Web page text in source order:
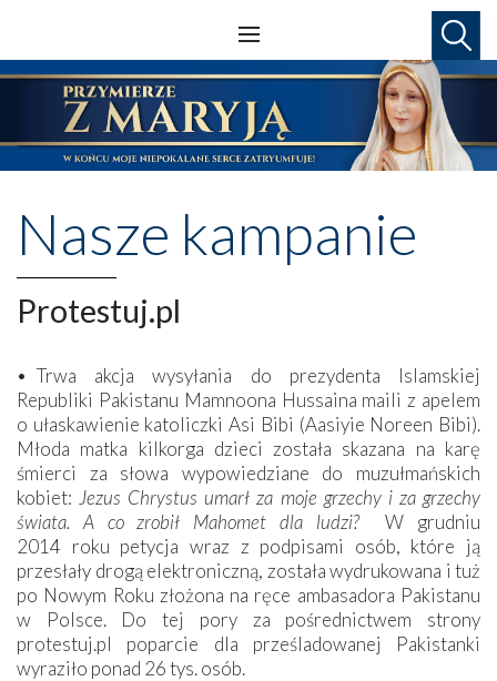
Nasze kampanie
Protestuj.pl
• Trwa akcja wysyłania do prezydenta Islamskiej
Republiki Pakistanu Mamnoona Hussaina maili z apelem
o ułaskawienie katoliczki Asi Bibi (Aasiyie Noreen Bibi).
Młoda matka kilkorga dzieci została skazana na karę
śmierci za słowa wypowiedziane do muzułmańskich
kobiet: Jezus Chrystus umarł za moje grzechy i za grzechy
świata. A co zrobił Mahomet dla ludzi?W grudniu
2014 roku petycja wraz z podpisami osób, które ją
przesłały drogą elektroniczną, została wydrukowana i tuż
po Nowym Roku złożona na ręce ambasadora Pakistanu
w Polsce. Do tej pory za pośrednictwem strony
protestuj.pl poparcie dla prześladowanej Pakistanki
wyraziło ponad 26 tys. osób.